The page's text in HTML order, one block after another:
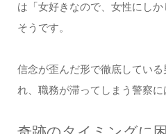
は「女好きなので、女性にし
そうです。
信念が歪んだ形で徹底してい
れ、職務が滞ってしまう警察に